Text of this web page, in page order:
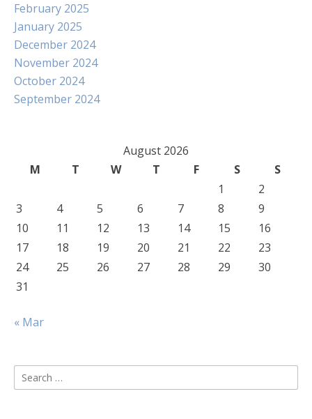
February 2025
January 2025
December 2024
November 2024
October 2024
September 2024
August 2026
M
T W T F S
S
1
2
3
4 5 6 7 8
9
10
11 12 13 14 15
16
17
18 19 20 21 22
23
24
25 26 27 28 29
30
31
« Mar
Search
for: